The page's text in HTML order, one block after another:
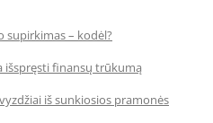
supirkimas – kodėl?
finansų trūkumą
iš sunkiosios pramonės